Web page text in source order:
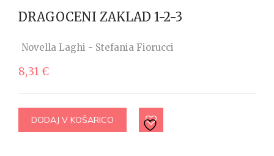
DRAGOCENI ZAKLAD 1-2-3
Novella Laghi - Stefania Fiorucci
8,31€
DODAJ V KOŠARICO